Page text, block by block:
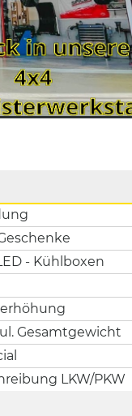
- Kühlboxen
Gesamtgewicht
LKW/PKW